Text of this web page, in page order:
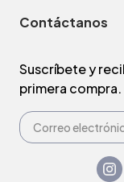
Contáctanos
Suscríbete y
primera compra.